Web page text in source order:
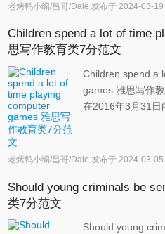
的具体需求调整教
Some people
老烤鸭小编/昌哥/Dale 发布于 2024-03-19
Children spend a lot of time
思写作教育类7分范文
Children spend a
games 雅思写作
在2016年3月31日
机这一重要的生产
到，缺乏运动会
老烤鸭小编/昌哥/Dale 发布于 2024-03-05
Should young criminals be
类7分范文
Should young